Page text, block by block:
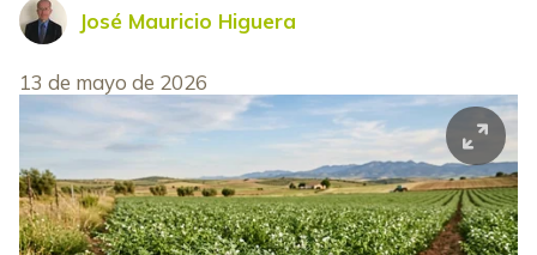
José Mauricio Higuera
13 de mayo de 2026